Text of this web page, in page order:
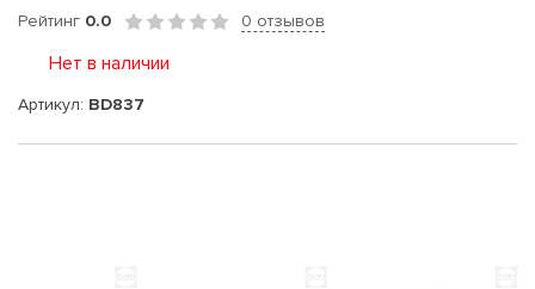
Рейтинг 0.0 0 отзывов
Нет в наличии
Артикул: BD837